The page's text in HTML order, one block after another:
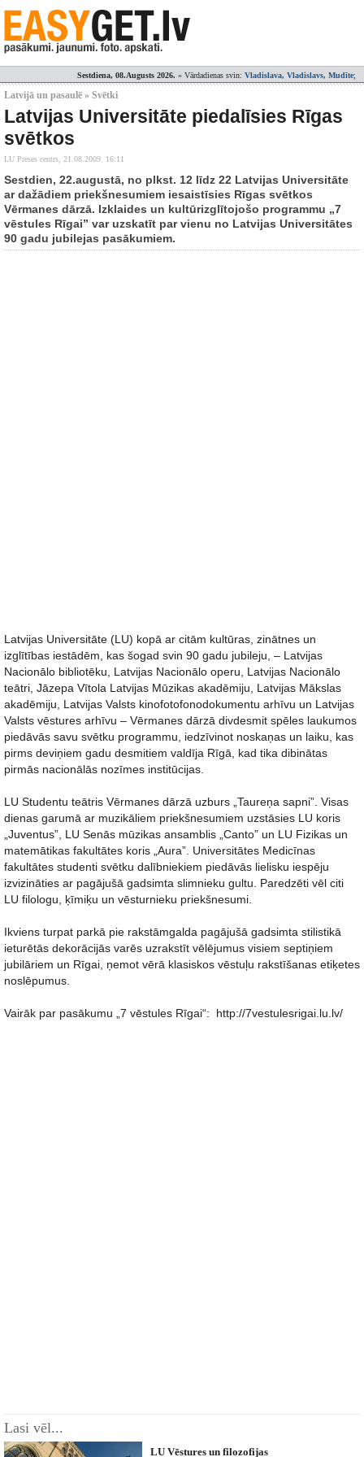
Sestdiena, 08.Augusts 2026. » Vārdadienas svin: Vladislava, Vladislavs, Mudīte;
Latvijā un pasaulē » Svētki
Latvijas Universitāte piedalīsies Rīgas
svētkos
LU Preses centrs, 21.08.2009. 16:11
Sestdien, 22.augustā, no plkst. 12 līdz 22 Latvijas Universitāte
ar dažādiem priekšnesumiem iesaistīsies Rīgas svētkos
Vērmanes dārzā. Izklaides un kultūrizglītojošo programmu „7
vēstules Rīgai” var uzskatīt par vienu no Latvijas Universitātes
90 gadu jubilejas pasākumiem.
Latvijas Universitāte (LU) kopā ar citām kultūras, zinātnes un
izglītības iestādēm, kas šogad svin 90 gadu jubileju, – Latvijas
Nacionālo bibliotēku, Latvijas Nacionālo operu, Latvijas Nacionālo
teātri, Jāzepa Vītola Latvijas Mūzikas akadēmiju, Latvijas Mākslas
akadēmiju, Latvijas Valsts kinofotofonodokumentu arhīvu un Latvijas
Valsts vēstures arhīvu – Vērmanes dārzā divdesmit spēles laukumos
piedāvās savu svētku programmu, iedzīvinot noskaņas un laiku, kas
pirms deviņiem gadu desmitiem valdīja Rīgā, kad tika dibinātas
pirmās nacionālās nozīmes institūcijas.
LU Studentu teātris Vērmanes dārzā uzburs „Taureņa sapni”. Visas
dienas garumā ar muzikāliem priekšnesumiem uzstāsies LU koris
„Juventus”, LU Senās mūzikas ansamblis „Canto” un LU Fizikas un
matemātikas fakultātes koris „Aura”. Universitātes Medicīnas
fakultātes studenti svētku dalībniekiem piedāvās lielisku iespēju
izvizināties ar pagājušā gadsimta slimnieku gultu. Paredzēti vēl citi
LU filologu, ķīmiķu un vēsturnieku priekšnesumi.
Ikviens turpat parkā pie rakstāmgalda pagājušā gadsimta stilistikā
ieturētās dekorācijās varēs uzrakstīt vēlējumus visiem septiņiem
jubilāriem un Rīgai, ņemot vērā klasiskos vēstuļu rakstīšanas etiķetes
noslēpumus.
Vairāk par pasākumu „7 vēstules Rīgai“: http://7vestulesrigai.lu.lv/
Lasi vēl...
LU Vēstures un filozofijas